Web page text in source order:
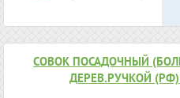
СОВОК ПОСАДОЧНЫЙ
ДЕРЕВ.РУЧКОЙ